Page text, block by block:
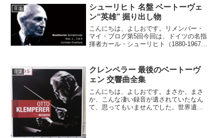
音楽
シューリヒト 名盤 ベートーヴェ
ン“英雄” 掘り出し物
こんにちは、よしおです。リメンバー・
マイ・ブログ第5回今回は、ドイツの名指
揮者カール・シューリヒト（1880-1967）
降だそうで、彼は既に70歳を超えてい
た。しか...
音楽
クレンペラー 最後のベートーヴ
ェン 交響曲全集
こんにちは、よしおです。まさか、まさ
か、こんな凄い録音が遺されていたなん
て、思ってもいませんでした。世界遺産